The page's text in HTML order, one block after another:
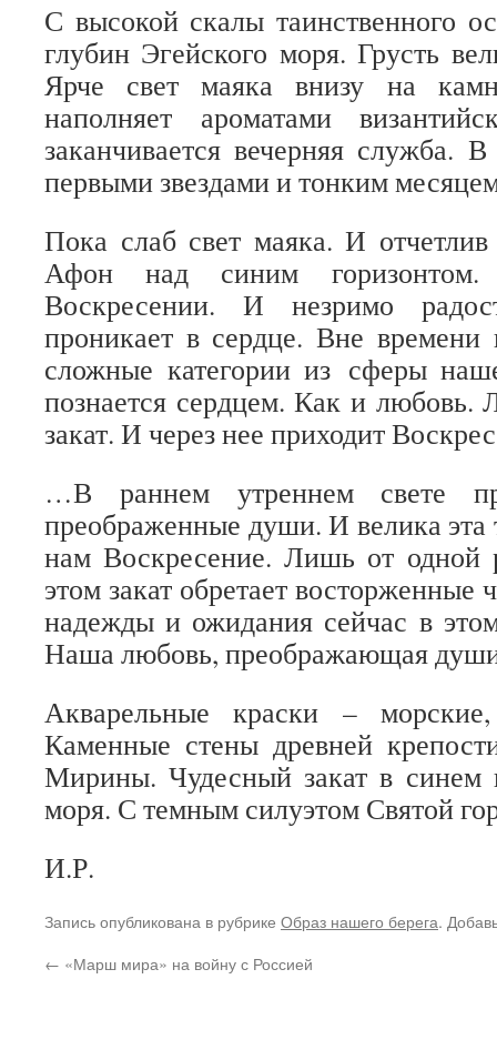
С высокой скалы таинственного
глубин Эгейского моря. Грусть
Ярче свет маяка внизу на
наполняет ароматами
заканчивается вечерняя служба.
первыми звездами и тонким
Пока слаб свет маяка. И
Афон над синим
Воскресении. И незримо
проникает в сердце. Вне времени
сложные категории из сферы
познается сердцем. Как и любовь.
закат. И через нее приходит
…В раннем утреннем свете
преображенные души. И велика эта
нам Воскресение. Лишь от одной
этом закат обретает восторженные
надежды и ожидания сейчас в
Наша любовь, преображающая
Акварельные краски –
Каменные стены древней
Мирины. Чудесный закат в синем
моря. С темным силуэтом Святой
И.Р.
Запись опубликована в рубрике Образ нашего берега.
← «Марш мира» на войну с Россией